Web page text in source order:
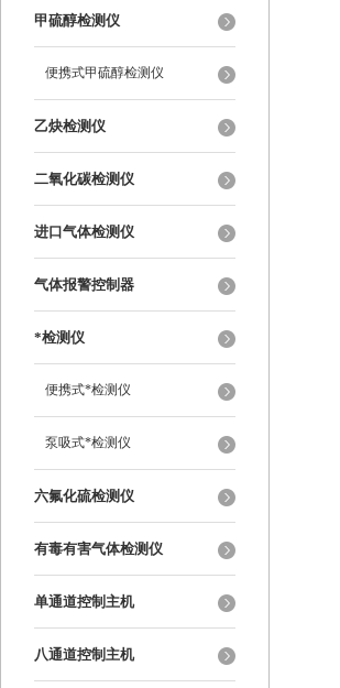
甲硫醇检测仪
便携式甲硫醇检测仪
乙炔检测仪
二氧化碳检测仪
进口气体检测仪
气体报警控制器
*检测仪
便携式*检测仪
泵吸式*检测仪
六氟化硫检测仪
有毒有害气体检测仪
单通道控制主机
八通道控制主机